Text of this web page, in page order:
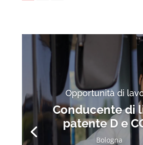
Opportunità di
Conducente di
patente D e
Bologna